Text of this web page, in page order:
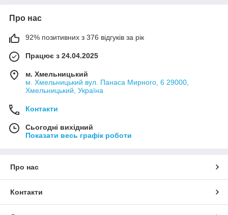
Про нас
92% позитивних з 376 відгуків за рік
Працює з 24.04.2025
м. Хмельницький
м. Хмельницький вул. Панаса Мирного, 6 29000,
Хмельницький, Україна
Контакти
Сьогодні вихідний
Показати весь графік роботи
Про нас
Контакти